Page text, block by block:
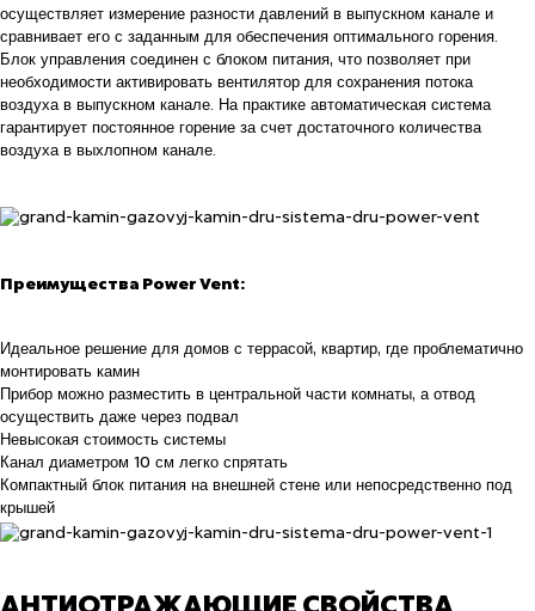
осуществляет измерение разности давлений в выпускном канале и
сравнивает его с заданным для обеспечения оптимального горения.
Блок управления соединен с блоком питания, что позволяет при
необходимости активировать вентилятор для сохранения потока
воздуха в выпускном канале. На практике автоматическая система
гарантирует постоянное горение за счет достаточного количества
воздуха в выхлопном канале.
Преимущества Power Vent:
Идеальное решение для домов с террасой, квартир, где проблематично
монтировать камин
Прибор можно разместить в центральной части комнаты, а отвод
осуществить даже через подвал
Невысокая стоимость системы
Канал диаметром 10 см легко спрятать
Компактный блок питания на внешней стене или непосредственно под
крышей